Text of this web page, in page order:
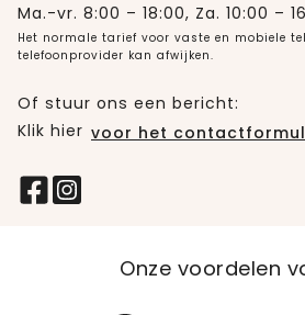
Ma.-vr. 8:00 – 18:00, Za. 10:00 –
Het normale tarief voor vaste en mobiele
telefoonprovider kan afwijken.
Of stuur ons een bericht:
Klik hier voor het
Onze voordelen